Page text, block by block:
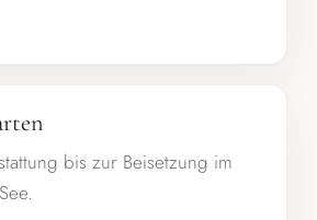
bis zur Beisetzung im